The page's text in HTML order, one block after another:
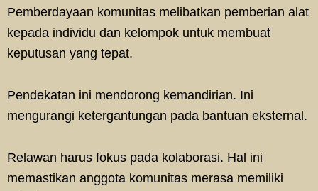
Pemberdayaan komunitas melibatkan pemberian alat
kepada individu dan kelompok untuk membuat
keputusan yang tepat.
Pendekatan ini mendorong kemandirian. Ini
mengurangi ketergantungan pada bantuan eksternal.
Relawan harus fokus pada kolaborasi. Hal ini
memastikan anggota komunitas merasa memiliki